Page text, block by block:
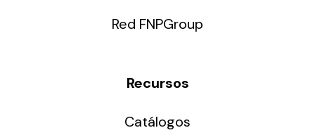
Red FNPGroup
Recursos
Catálogos